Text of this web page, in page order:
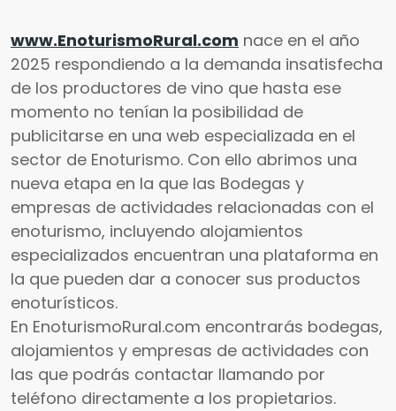
www.EnoturismoRural.com nace en el año
2025 respondiendo a la demanda insatisfecha
de los productores de vino que hasta ese
momento no tenían la posibilidad de
publicitarse en una web especializada en el
sector de Enoturismo. Con ello abrimos una
nueva etapa en la que las Bodegas y
empresas de actividades relacionadas con el
enoturismo, incluyendo alojamientos
especializados encuentran una plataforma en
la que pueden dar a conocer sus productos
enoturísticos.
En EnoturismoRural.com encontrarás bodegas,
alojamientos y empresas de actividades con
las que podrás contactar llamando por
teléfono directamente a los propietarios.